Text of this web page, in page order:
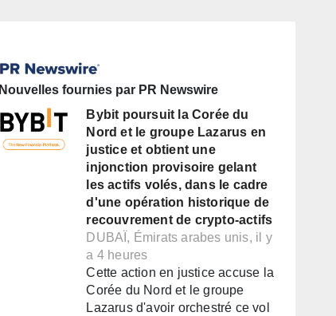
Nouvelles fournies par PR Newswire
Bybit poursuit la Corée du
Nord et le groupe Lazarus en
justice et obtient une
injonction provisoire gelant
les actifs volés, dans le cadre
d'une opération historique de
recouvrement de crypto-actifs
DUBAÏ, Émirats arabes unis, il y
a 4 heures
Cette action en justice accuse la
Corée du Nord et le groupe
Lazarus d'avoir orchestré ce vol